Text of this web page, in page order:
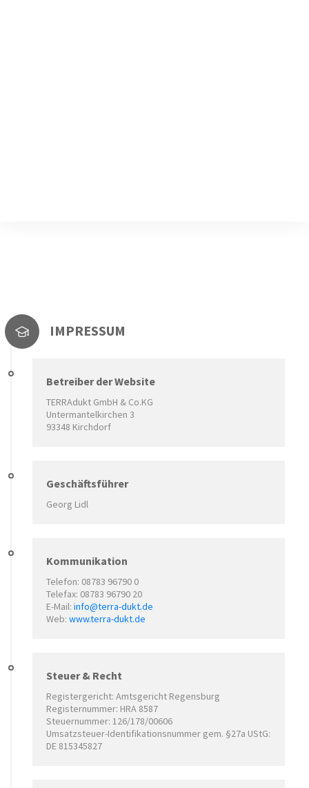
IMPRESSUM
Betreiber der Website
TERRAdukt GmbH & Co.KG
Untermantelkirchen 3
93348 Kirchdorf
Geschäftsführer
Georg Lidl
Kommunikation
Telefon: 08783 96790 0
Telefax: 08783 96790 20
E-Mail: info@terra-dukt.de
Web: www.terra-dukt.de
Steuer & Recht
Registergericht: Amtsgericht Regensburg
Registernummer: HRA 8587
Steuernummer: 126/178/00606
Umsatzsteuer-Identifikationsnummer gem. §27a UStG:
DE 815345827